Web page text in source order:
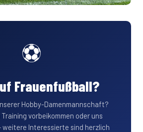
⚽
Frauenfußball?
Hobby-Damenmannschaft?
vorbeikommen oder uns
Interessierte sind herzlich